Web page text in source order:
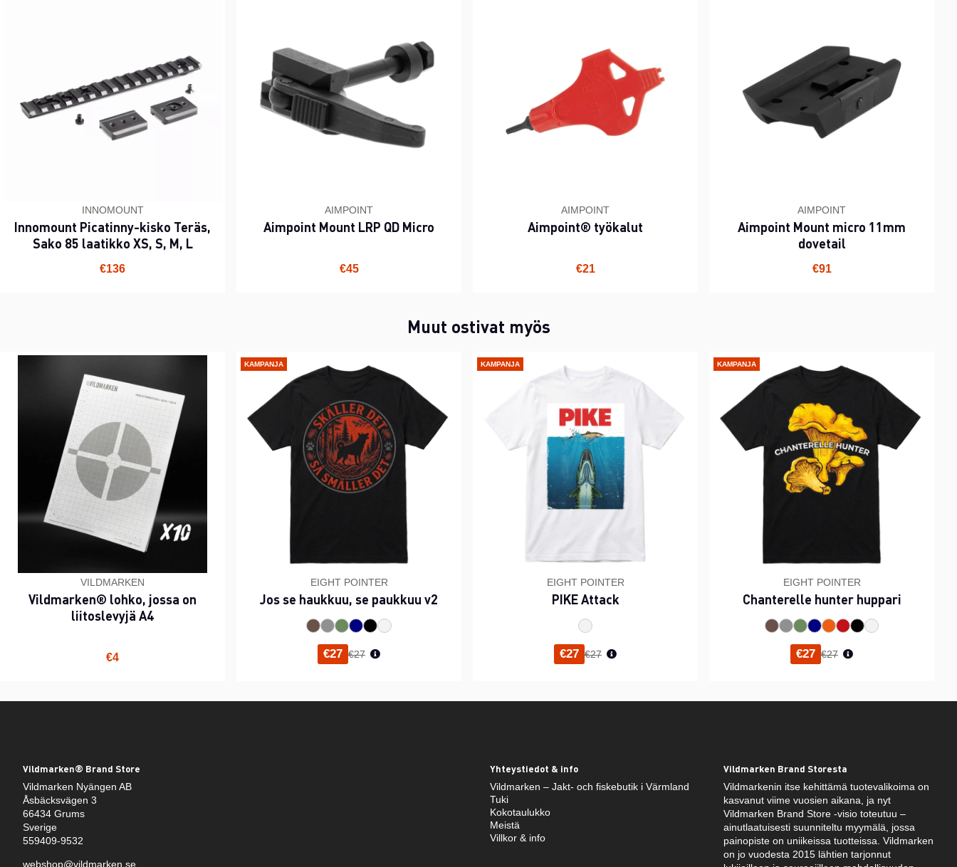
INNOMOUNT
Innomount Picatinny-kisko Teräs,
Sako 85 laatikko XS, S, M, L
€136
AIMPOINT
Aimpoint Mount LRP QD Micro
€45
AIMPOINT
Aimpoint® työkalut
€21
AIMPOINT
Aimpoint Mount micro 11mm
dovetail
€91
Muut ostivat myös
VILDMARKEN
Vildmarken® lohko, jossa on
liitoslevyjä A4
€4
KAMPANJA
EIGHT POINTER
Jos se haukkuu, se paukkuu v2
€27 Normaali hinta
€27
KAMPANJA
EIGHT POINTER
PIKE Attack
€27 Normaali hinta
€27
KAMPANJA
EIGHT POINTER
Chanterelle hunter huppari
€27 Normaali hinta
€27
Vildmarken® Brand Store
Vildmarken Nyängen AB
Åsbäcksvägen 3
66434 Grums
Sverige
559409-9532
webshop@vildmarken.se
Yhteystiedot & info
Vildmarken – Jakt- och fiskebutik i Värmland
Tuki
Kokotaulukko
Meistä
Villkor & info
Vildmarken Brand Storesta
Vildmarkenin itse kehittämä tuotevalikoima on
kasvanut viime vuosien aikana, ja nyt
Vildmarken Brand Store -visio toteutuu –
ainutlaatuisesti suunniteltu myymälä, jossa
painopiste on uniikeissa tuotteissa. Vildmarken
on jo vuodesta 2015 lähtien tarjonnut